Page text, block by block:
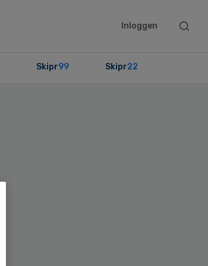
Inloggen
Search
Skipr99 Skipr22